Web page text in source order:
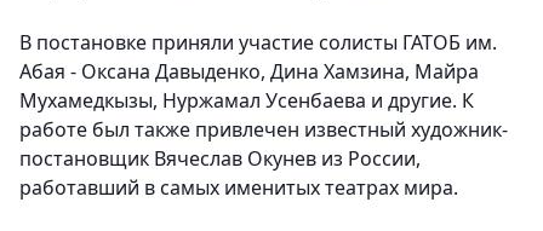
В постановке приняли участие солисты ГАТОБ им.
Абая - Оксана Давыденко, Дина Хамзина, Майра
Мухамедкызы, Нуржамал Усенбаева и другие. К
работе был также привлечен известный художник-
постановщик Вячеслав Окунев из России,
работавший в самых именитых театрах мира.